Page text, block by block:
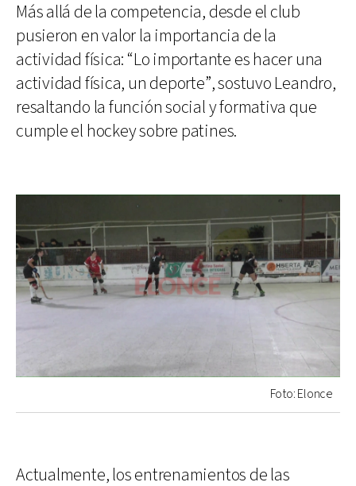
Más allá de la competencia, desde el club
pusieron en valor la importancia de la
actividad física: “Lo importante es hacer una
actividad física, un deporte”, sostuvo Leandro,
resaltando la función social y formativa que
cumple el hockey sobre patines.
Foto: Elonce
Actualmente, los entrenamientos de las